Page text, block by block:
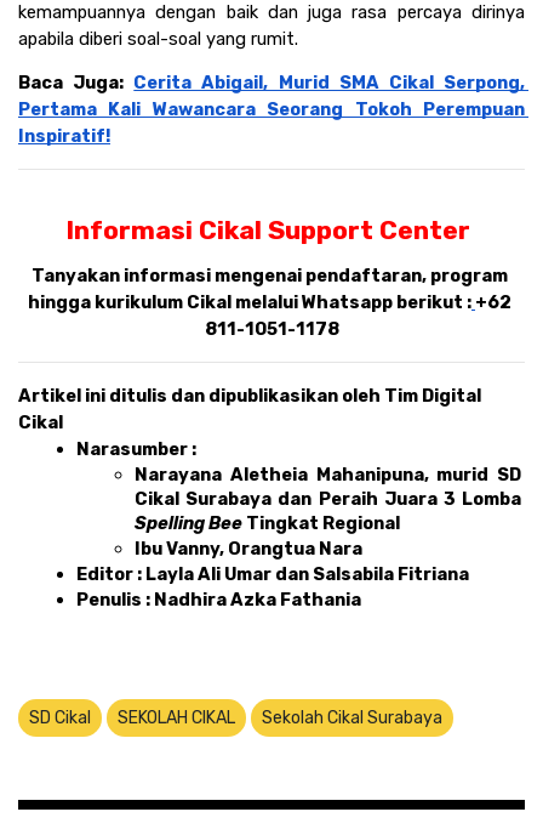
kemampuannya dengan baik dan juga rasa percaya dirinya
apabila diberi soal-soal yang rumit.
Baca Juga: Cerita Abigail, Murid SMA Cikal Serpong,
Pertama Kali Wawancara Seorang Tokoh Perempuan
Inspiratif!
Informasi Cikal Support Center
Tanyakan informasi mengenai pendaftaran, program
hingga kurikulum Cikal melalui Whatsapp berikut : +62
811-1051-1178
Artikel ini ditulis dan dipublikasikan oleh Tim Digital
Cikal
Narasumber :
Narayana Aletheia Mahanipuna, murid SD
Spelling Bee Tingkat Regional
Ibu Vanny, Orangtua Nara
Editor : Layla Ali Umar dan Salsabila Fitriana
Penulis : Nadhira Azka Fathania
SD Cikal SEKOLAH CIKAL Sekolah Cikal Surabaya